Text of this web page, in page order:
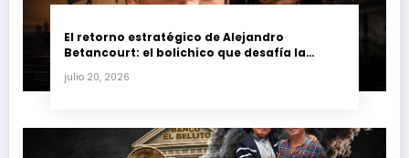
El retorno estratégico de Alejandro
Betancourt: el bolichico que desafía la
petrolera venezolana
julio 20, 2026